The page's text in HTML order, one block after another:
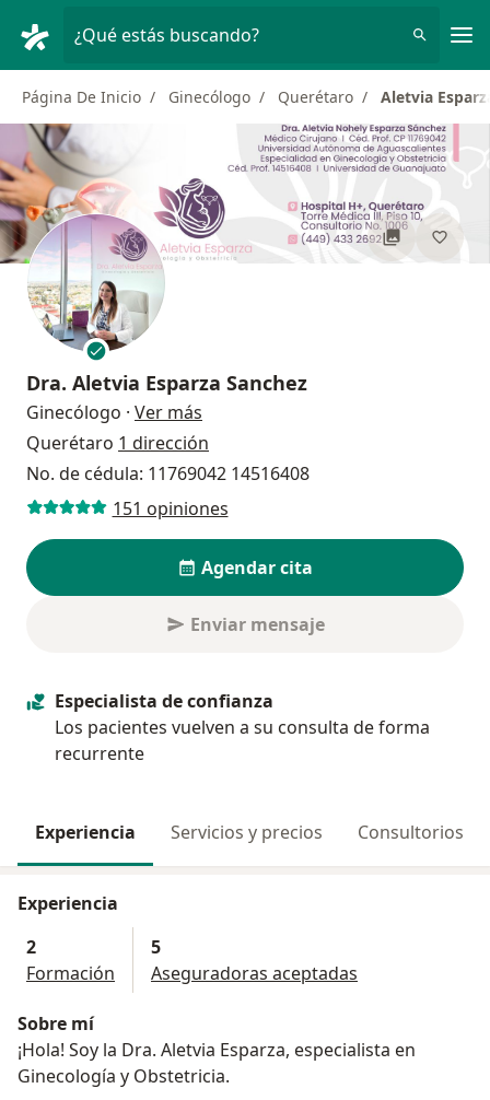
¿Qué estás buscando?
Página De Inicio Ginecólogo Querétaro Aletvia
Dra. Aletvia Esparza Sanchez
Ginecólogo · Ver más
Querétaro 1 dirección
No. de cédula: 11769042 14516408
151 opiniones
Agendar cita
Enviar mensaje
Especialista de confianza
Los pacientes vuelven a su consulta de forma
recurrente
Experiencia Servicios y precios Consultorios
Experiencia
2
Formación
5
Aseguradoras aceptadas
Sobre mí
¡Hola! Soy la Dra. Aletvia Esparza, especialista en
Ginecología y Obstetricia.